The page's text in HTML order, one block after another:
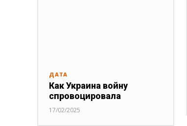
ДАТА
Как Украина войну
спровоцировала
17/02/2025